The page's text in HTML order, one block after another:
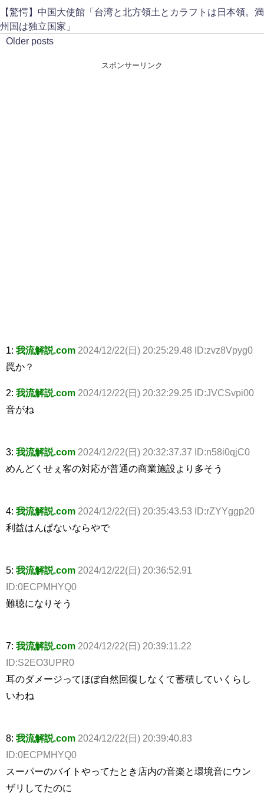
【驚愕】中国大使館「台湾と北方領土とカラフトは日本領。満
州国は独立国家」
Older posts
スポンサーリンク
1: 我流解説.com 2024/12/22(日) 20:25:29.48 ID:zvz8Vpyg0
罠か？
2: 我流解説.com 2024/12/22(日) 20:32:29.25 ID:JVCSvpi00
音がね
3: 我流解説.com 2024/12/22(日) 20:32:37.37 ID:n58i0qjC0
めんどくせぇ客の対応が普通の商業施設より多そう
4: 我流解説.com 2024/12/22(日) 20:35:43.53 ID:rZYYggp20
利益はんぱないならやで
5: 我流解説.com 2024/12/22(日) 20:36:52.91
ID:0ECPMHYQ0
難聴になりそう
7: 我流解説.com 2024/12/22(日) 20:39:11.22
ID:S2EO3UPR0
耳のダメージってほぼ自然回復しなくて蓄積していくらし
いわね
8: 我流解説.com 2024/12/22(日) 20:39:40.83
ID:0ECPMHYQ0
スーパーのバイトやってたとき店内の音楽と環境音にウン
ザリしてたのに